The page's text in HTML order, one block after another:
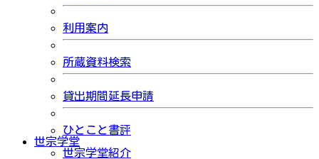
利用案内
所蔵資料検索
貸出期間延長申請
ひとこと書評
世宗学堂
世宗学堂紹介